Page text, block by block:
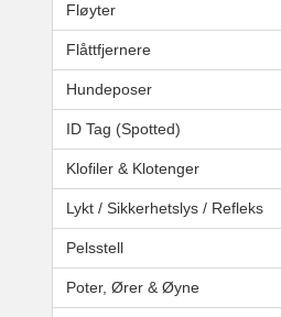
Fløyter
Flåttfjernere
Hundeposer
ID Tag (Spotted)
Klofiler & Klotenger
Lykt / Sikkerhetslys / Refleks
Pelsstell
Poter, Ører & Øyne